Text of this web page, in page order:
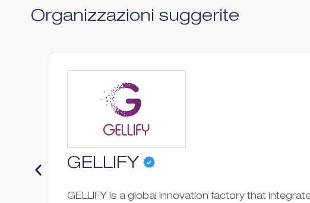
Organizzazioni suggerite
GELLIFY
GELLIFY is a global innovation factory that